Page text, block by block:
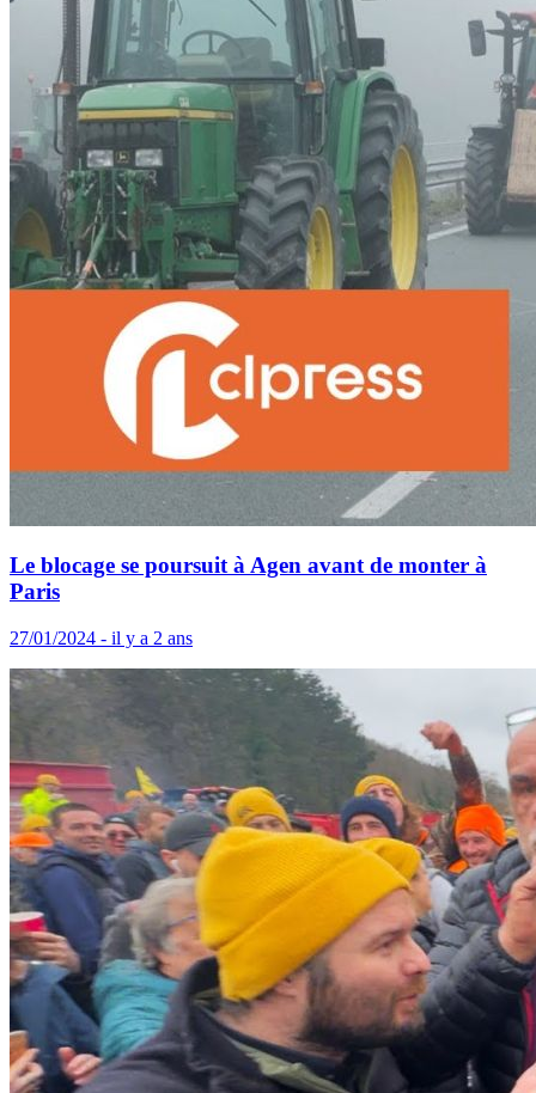
Le blocage se poursuit à Agen avant de monter à
Paris
27/01/2024 - il y a 2 ans